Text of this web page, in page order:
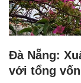
Đà Nẵng:
với tổng